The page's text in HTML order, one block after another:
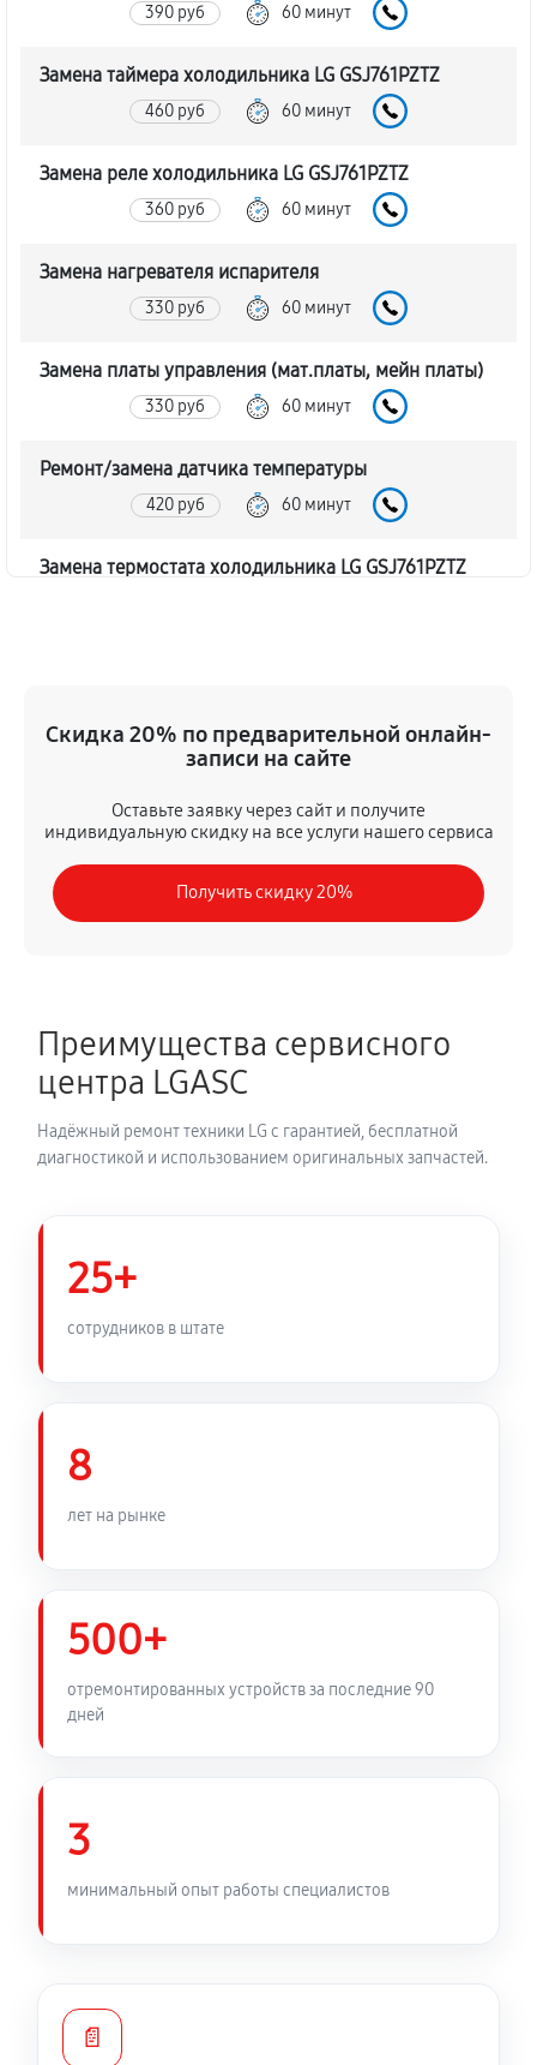
390 руб 60 минут
Замена таймера холодильника LG GSJ761PZTZ
460 руб 60 минут
Замена реле холодильника LG GSJ761PZTZ
360 руб 60 минут
Замена нагревателя испарителя
330 руб 60 минут
Замена платы управления (мат.платы, мейн платы)
330 руб 60 минут
Ремонт/замена датчика температуры
420 руб 60 минут
Замена термостата холодильника LG GSJ761PZTZ
Замена мотор-компрессора
60 минут
Ремонт испарителя холодильника LG GSJ761PZTZ
420 руб 60 минут
Устранение засора трубопровода
520 руб
Ремонт датчика морозильного отделения
Прочистка дренажной системы
Замена ТЭН холодильника LG GSJ761PZTZ
Замена фильтра осушителя
Замена электросхемы холодильника LG GSJ761PZTZ
380 руб 60 минут
Замена нагревателя оттайки
Скидка 20% по предварительной онлайн-
записи на сайте
Оставьте заявку через сайт и получите
индивидуальную скидку на все услуги нашего сервиса
Получить скидку 20%
Преимущества сервисного
центра LGASC
Надёжный ремонт техники LG с гарантией, бесплатной
диагностикой и использованием оригинальных запчастей.
25+
сотрудников в штате
8
лет на рынке
500+
отремонтированных устройств за последние 90
дней
3
минимальный опыт работы специалистов
📄